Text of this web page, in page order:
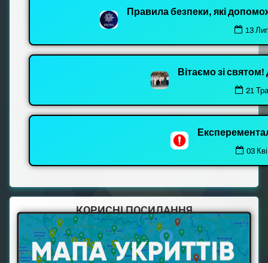
Правила безпеки, які
13
Вітаємо зі
21
03
КОРИСНІ ПОСИЛАННЯ